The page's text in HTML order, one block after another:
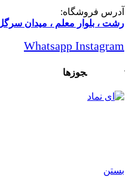
آدرس فروشگاه:
رشت ، بلوار معلم ، میدان
Whatsapp Instagram
تاییدیه و مجوزها
بستن